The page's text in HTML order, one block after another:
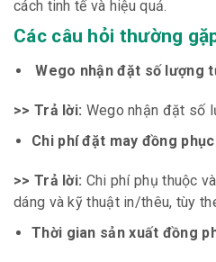
cách tinh tế và hiệu quả.
Các câu hỏi thường
Wego nhận đặt số lượng
>> Trả lời: Wego nhận đặt số
Chi phí đặt may đồng
>> Trả lời: Chi phí phụ thuộc
dáng và kỹ thuật in/thêu, tùy
Thời gian sản xuất đồng